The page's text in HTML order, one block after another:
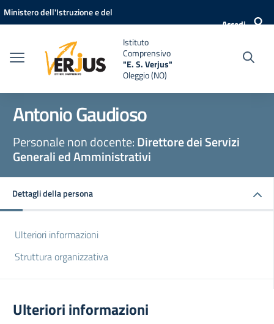
Vai ai contenuti
Vai al menu di navigazione
Vai al footer
Ministero dell'Istruzione e del
Accedi
Istituto
Comprensivo
"E. S. Verjus"
Oleggio (NO)
Antonio Gaudioso
Personale non docente:Direttore dei Servizi
Generali ed Amministrativi
Dettagli della persona
Ulteriori informazioni
Struttura organizzativa
Ulteriori informazioni